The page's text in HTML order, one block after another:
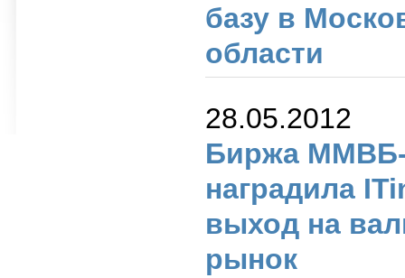
базу в
области
28.05.2012
Биржа
наградила
выход на
рынок